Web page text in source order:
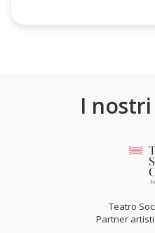
I
Teatro
Partner